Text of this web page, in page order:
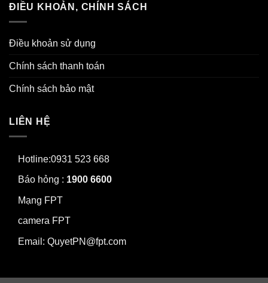
ĐIỀU KHOẢN, CHÍNH SÁCH
Điều khoản sử dụng
Chính sách thanh toán
Chính sách bảo mật
LIÊN HỆ
Hotline:0931 523 668
Báo hỏng : 1900 6600
Mạng FPT
camera FPT
Email: QuyetPN@fpt.com